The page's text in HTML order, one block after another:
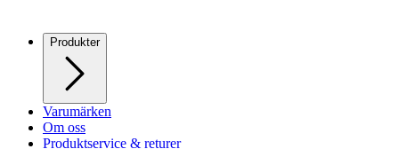
Produkter
Varumärken
Om oss
Produktservice & returer